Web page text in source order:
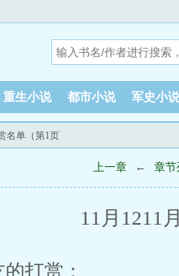
重生小说 都市小说 军史小说
名单（第1页
上一章 ← 章节
11月1211
打赏：